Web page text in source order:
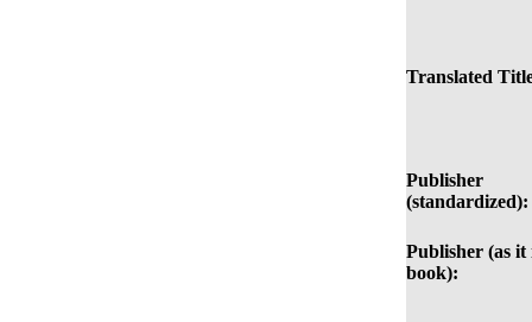
Translated
Publisher
(standardized):
Publisher (as it
book):